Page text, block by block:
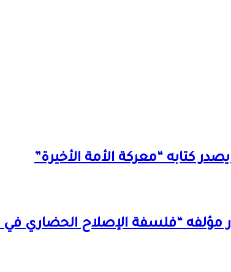
كتابه “معركة الأمة الأخيرة”
مؤلفه “فلسفة الإصلاح الحضاري في